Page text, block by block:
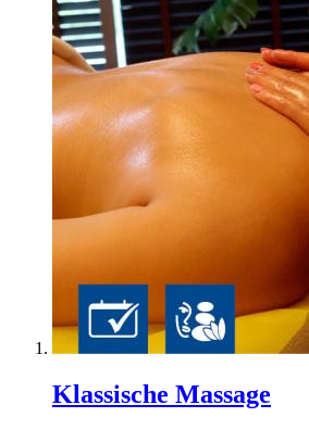
Klassische Massage